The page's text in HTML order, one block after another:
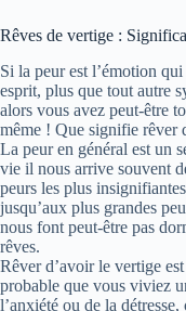
Rêves de vertige :
Si la peur est l’émotion
esprit, plus que tout autre
alors vous avez peut-être
même ! Que signifie rêver
La peur en général est un
vie il nous arrive souvent
peurs les plus
jusqu’aux plus grandes
nous font peut-être pas
rêves.
Rêver d’avoir le vertige
probable que vous viviez
l’anxiété ou de la